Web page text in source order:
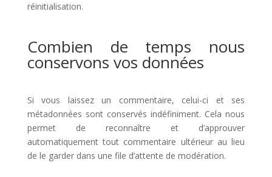
réinitialisation.
Combien de temps nous
conservons vos données
Si vous laissez un commentaire, celui-ci et ses
métadonnées sont conservés indéfiniment. Cela nous
permet de reconnaître et d’approuver
automatiquement tout commentaire ultérieur au lieu
de le garder dans une file d’attente de modération.